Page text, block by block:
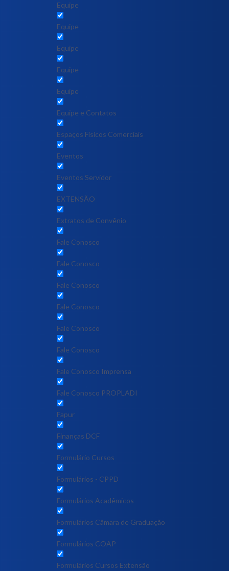
Equipe
Equipe
Equipe
Equipe
Equipe
Equipe e Contatos
Espaços Físicos Comerciais
Eventos
Eventos Servidor
EXTENSÃO
Extratos de Convênio
Fale Conosco
Fale Conosco
Fale Conosco
Fale Conosco
Fale Conosco
Fale Conosco
Fale Conosco Imprensa
Fale Conosco PROPLADI
Fapur
Finanças DCF
Formulário Cursos
Formulários - CPPD
Formulários Acadêmicos
Formulários Câmara de Graduação
Formulários COAP
Formulários Cursos Extensão